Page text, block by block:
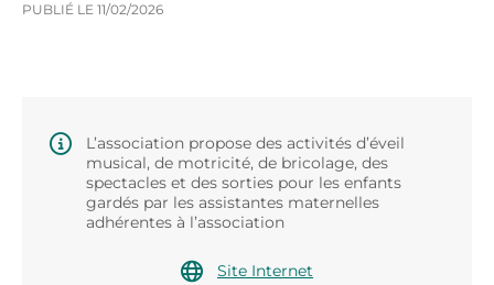
PUBLIÉ LE 11/02/2026
L’association propose des activités d’éveil
musical, de motricité, de bricolage, des
spectacles et des sorties pour les enfants
gardés par les assistantes maternelles
adhérentes à l’association
Site Internet